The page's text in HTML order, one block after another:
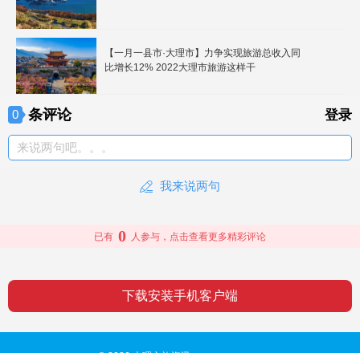
【一月一县市·大理市】力争实现旅游总收入同
比增长12% 2022大理市旅游这样干
0 条评论 登录
来说两句吧。。。
我来说两句
已有 0 人参与，点击查看更多精彩评论
下载安装手机客户端